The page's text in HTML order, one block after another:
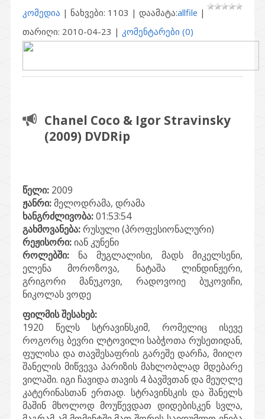
კომედია | ნახვები: 1103 | დაამატა:allfile |
თარიღი: 2010-04-23 | კომენტარები (0)
Chanel Coco & Igor Stravinsky
(2009) DVDRip
წელი: 2009
ჟანრი:მელოდრამა, დრამა
ხანგრძლივობა:01:53:54
გახმოვანება:რუსული (პროფესიონალური)
რეჟისორი:იან კუნენი
როლებში: ნა მუგლალისი, მადს მიკელსენი,
ელენა მოროზოვა, ნატაშა ლინდინჟერი,
გრიგორი მანუკოვი, რადოვოიე ბუკოვიჩი,
ნიკოლას ვოდე
ფილმის შესახებ:
1920 წელს სტრავინსკიმ, რომელიც ისევე
როგორც ბევრი ლტოვილი საბჭოთა რუსეთიდან,
ფულისა და თავშესაფრის გარეშე დარჩა, მიიღო
შანელის მიწვევა პარიზის მახლობლად მდებარე
ვილაში. იგი ჩავიდა თავის 4 ბავშვთან და მეუღლე
კატერინასთან ერთად. სტრავინსკის და შანელს
მაშინ მხოლოდ მოუწევდათ დიდებისკენ სვლა,